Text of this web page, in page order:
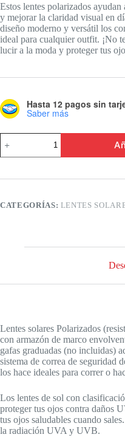
Estos lentes polarizados
y mejorar la claridad visual en
diseño moderno y versátil los
ideal para cualquier outfit. ¡No
lucir a la moda y proteger tus
Hasta 12 pagos sin
Saber más
polarizadas
para
tipo
Glasses
CATEGORÍAS: LENTES
Lentes solares Polarizados
con armazón de marco
gafas graduadas (no incluidas)
sistema de correa de seguridad
los hace ideales para correr o
Los lentes de sol con
proteger tus ojos contra daños
tus ojos saludables cuando
la radiación UVA y UVB.